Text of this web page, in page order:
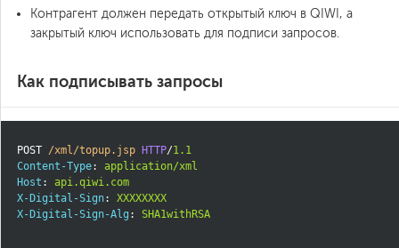
Контрагент должен передать открытый ключ в QIWI, а
закрытый ключ использовать для подписи запросов.
Как подписывать запросы
POST /xml/topup.jsp HTTP/1.1
Content-Type:
application/xml
Host :
api.qiwi.com
X-Digital-Sign:
XXXXXXXX
X-Digital-Sign-Alg : SHA1withRSA